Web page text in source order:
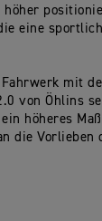
eine
mit
von Öhlins
höheres
die Vorlieben